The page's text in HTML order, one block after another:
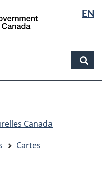
langue
EN
Canada
Canada
Cartes